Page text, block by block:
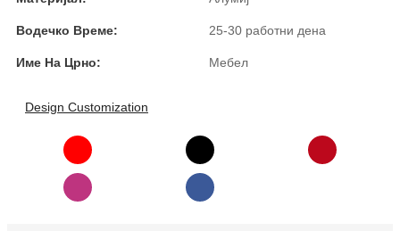
Azərbaycan
Водечко Време: 25-30 работни дена
Име На Црно: Мебел
Design Customization